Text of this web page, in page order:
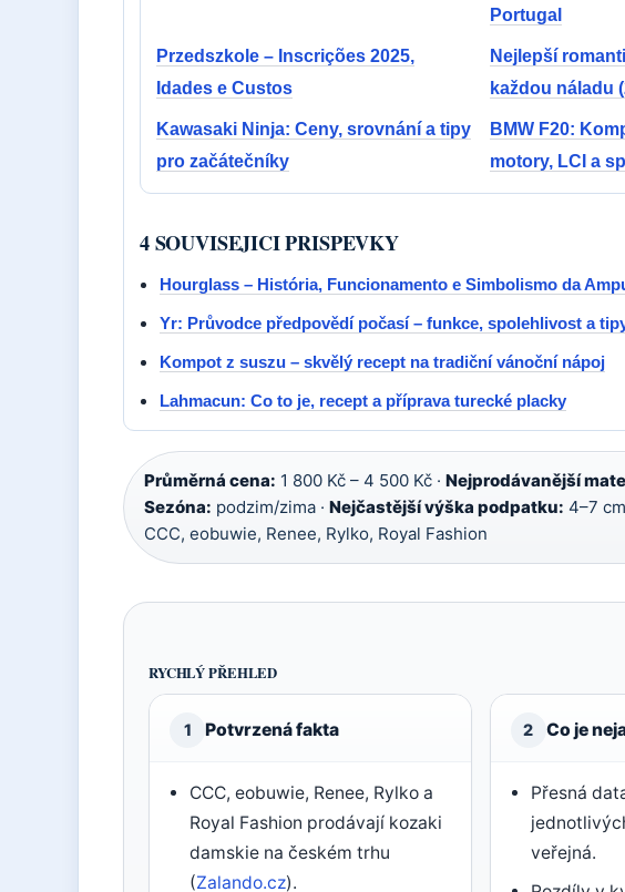
Portugal
Przedszkole – Inscrições 2025,
Idades e Custos
Nejlepší
každou náladu
Kawasaki Ninja: Ceny, srovnání a tipy
pro začátečníky
BMW F20:
motory, LCI a
4 SOUVISEJICI PRISPEVKY
Hourglass – História, Funcionamento e Simbolismo da
Yr: Průvodce předpovědí počasí – funkce, spolehlivost a
Kompot z suszu – skvělý recept na tradiční vánoční nápoj
Lahmacun: Co to je, recept a příprava turecké placky
Průměrná cena: 1 800 Kč – 4 500 Kč · Nejprodávanější
Sezóna: podzim/zima · Nejčastější výška podpatku: 4–7 cm
CCC, eobuwie, Renee, Rylko, Royal Fashion
RYCHLÝ PŘEHLED
1 Potvrzená fakta
CCC, eobuwie, Renee, Rylko a
Royal Fashion prodávají kozaki
damskie na českém trhu
(Zalando.cz).
2 Co je
Přesná
veřejná.